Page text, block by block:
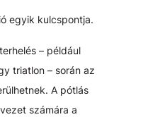
egyik kulcspontja.
– például
triatlon – során az
A pótlás
számára a